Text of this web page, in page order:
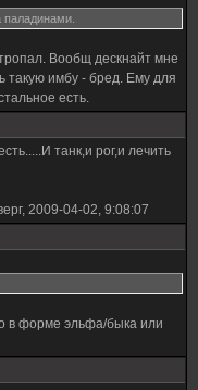
паладинами.
Вообщ дескнайт мне
такую имбу - бред. Ему для
есть.
танк,и рог,и лечить
2009-04-02, 9:08:07
в форме эльфа/быка или